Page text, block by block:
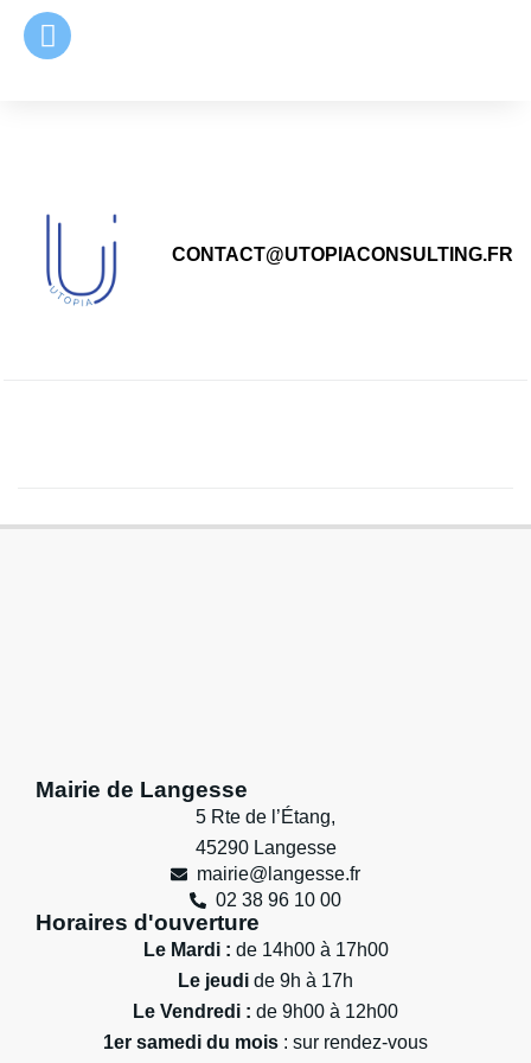
principal
CONTACT@UTOPIACONSULTING.FR
Mairie de Langesse
5 Rte de l’Étang,
45290 Langesse
mairie@langesse.fr
02 38 96 10 00
Horaires d'ouverture
Le Mardi : de 14h00 à 17h00
Le jeudi de 9h à 17h
Le Vendredi : de 9h00 à 12h00
1er samedi du mois : sur rendez-vous